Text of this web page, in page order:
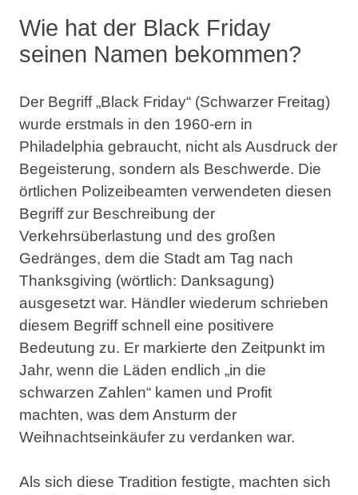
Wie hat der Black Friday
seinen Namen bekommen?
Der Begriff „Black Friday“ (Schwarzer Freitag)
wurde erstmals in den 1960-ern in
Philadelphia gebraucht, nicht als Ausdruck der
Begeisterung, sondern als Beschwerde. Die
örtlichen Polizeibeamten verwendeten diesen
Begriff zur Beschreibung der
Verkehrsüberlastung und des großen
Gedränges, dem die Stadt am Tag nach
Thanksgiving (wörtlich: Danksagung)
ausgesetzt war. Händler wiederum schrieben
diesem Begriff schnell eine positivere
Bedeutung zu. Er markierte den Zeitpunkt im
Jahr, wenn die Läden endlich „in die
schwarzen Zahlen“ kamen und Profit
machten, was dem Ansturm der
Weihnachtseinkäufer zu verdanken war.
Als sich diese Tradition festigte, machten sich